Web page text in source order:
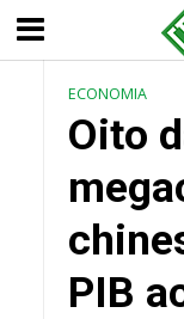
ECONOMIA
Oito
PIB